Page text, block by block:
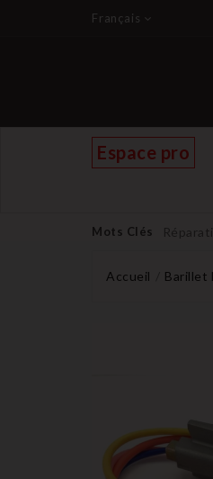
Français
Espace pro
Mots Clés
Accueil Barillet